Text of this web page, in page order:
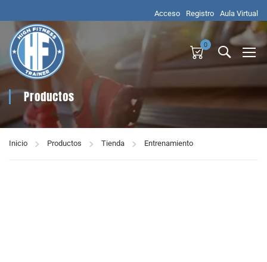
Acceso Registro Aula Virtual
0
Productos
Inicio Productos Tienda Entrenamiento